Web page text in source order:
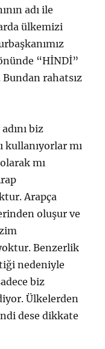
adı ile
ülkemizi
“HİNDİ”
Bundan rahatsız
biz
kullanıyorlar mı
mı
Arapça
oluşur ve
Benzerlik
nedeniyle
biz
Ülkelerden
dese dikkate